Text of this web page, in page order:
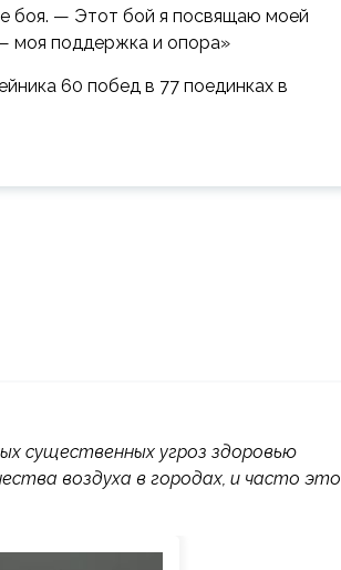
боя. — Этот бой я посвящаю моей
моя поддержка и опора»
60 побед в 77 поединках в
существенных угроз здоровью
воздуха в городах, и часто это